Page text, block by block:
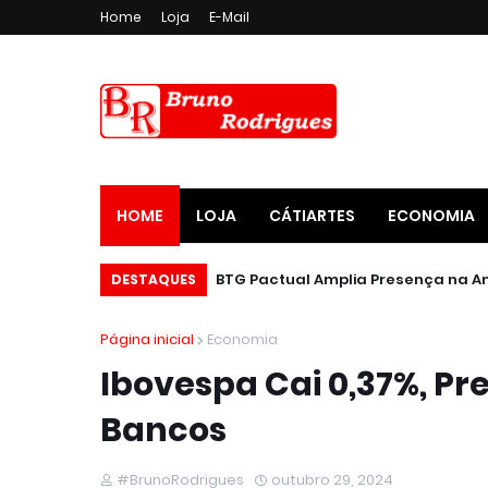
Home Loja E-Mail
HOME LOJA CÁTIARTES ECONOMIA
DESTAQUES
Página inicial Economia
Ibovespa Cai 0,37%,
Bancos
#BrunoRodrigues outubro 29, 2024